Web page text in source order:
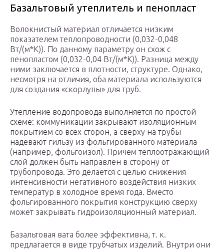
Базальтовый утеплитель и пенопласт
Волокнистый материал отличается низким
показателем теплопроводности (0,032-0,048
Вт/(м*К)). По данному параметру он схож с
пенопластом (0,032-0,04 Вт/(м*К)). Разница между
ними заключается в плотности, структуре. Однако,
несмотря на отличия, оба материала используются
для создания «скорлупы» для труб.
Утепление водопровода выполняется по простой
схеме: коммуникации закрывают изоляционным
покрытием со всех сторон, а сверху на трубы
надевают гильзу из фольгированного материала
(например, фольгоизол). Причем теплоотражающий
слой должен быть направлен в сторону от
трубопровода. Это делается с целью снижения
интенсивности негативного воздействия низких
температур в холодное время года. Вместо
фольгированного покрытия конструкцию сверху
может закрывать гидроизоляционный материал.
Базальтовая вата более эффективна, т. к.
предлагается в виде трубчатых изделий. Внутри они